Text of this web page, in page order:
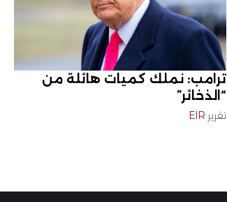
ترامب: نملك كميات هائلة من
“الذخائر”
تقرير EIR